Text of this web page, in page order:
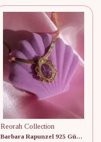
Reorah Collection
Barbara Rapunzel 925 Gümüş Kolye